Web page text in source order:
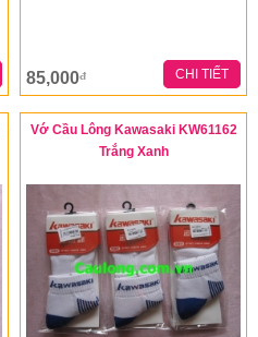
85,000đ CHI TIẾT
Vớ Cầu Lông Kawasaki KW61162
Trắng Xanh